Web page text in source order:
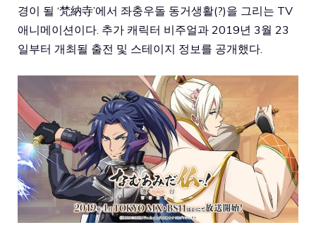
경이 될 ‘梵納寺’에서 좌충우돌 동거생활(?)을 그리는 TV
애니메이션이다. 추가 캐릭터 비주얼과 2019년 3월 23
일부터 개최될 출전 및 스테이지 정보를 공개했다.